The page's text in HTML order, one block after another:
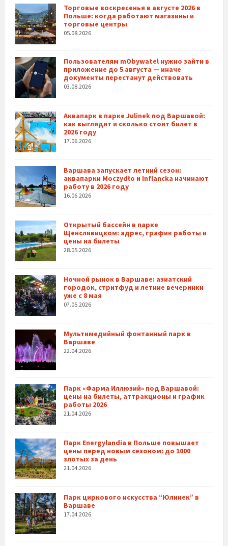
Торговые воскресенья в августе 2026 в
Польше: когда работают магазины и
торговые центры
05.08.2026
Пользователям mObywatel нужно зайти в
приложение до 5 августа — иначе
документы перестанут действовать
03.08.2026
Аквапарк в парке Julinek под Варшавой:
как выглядит и сколько стоит билет в
2026 году
17.06.2026
Варшава запускает летний сезон:
аквапарки Moczydło и Inflancka начинают
работу в 2026 году
16.06.2026
Открытый бассейн в парке
Щенсливицком: адрес, график работы и
цены на билеты
28.05.2026
Ночной рынок в Варшаве: азиатский
городок, стритфуд и летние вечеринки
уже с 8 мая
07.05.2026
Мультимедийный фонтанный парк в
Варшаве
22.04.2026
Парк «Фарма Иллюзий» под Варшавой:
цены на билеты, аттракционы и график
работы 2026
21.04.2026
Парк Energylandia в Польше повышает
цены перед новым сезоном: до 1000
злотых за день
21.04.2026
Парк циркового искусства “Юлинек” в
Варшаве
17.04.2026